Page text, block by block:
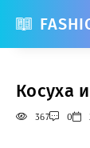
Косуха
367 0